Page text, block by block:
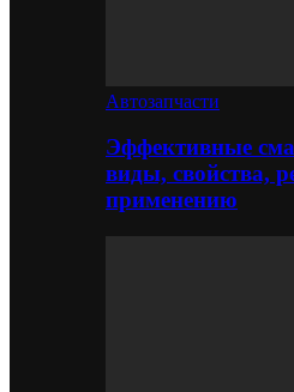
Автозапчасти
Эффективные
виды, свойства,
применению